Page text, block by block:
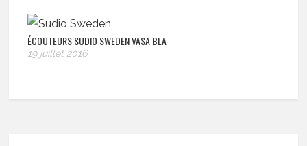
ÉCOUTEURS SUDIO SWEDEN VASA BLA
19 juillet 2016